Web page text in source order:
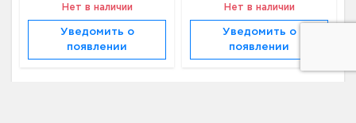
Нет в наличии
Уведомить о
появлении
Нет в наличии
Уведомить о
появлении